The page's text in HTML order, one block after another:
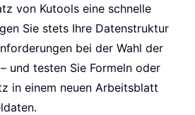
von Kutools eine schnelle
Sie stets Ihre Datenstruktur
bei der Wahl der
und testen Sie Formeln oder
in einem neuen Arbeitsblatt